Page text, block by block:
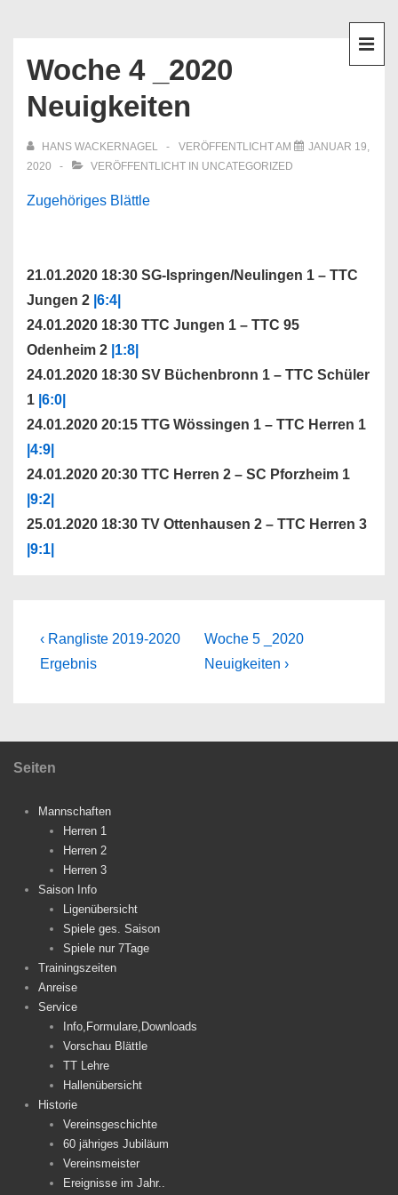
InhaltWoche 4 _2020
Neuigkeiten
HANS WACKERNAGEL VERÖFFENTLICHT AM
JANUAR 19,
2020
VERÖFFENTLICHT IN UNCATEGORIZED
Zugehöriges Blättle
21.01.2020 18:30 SG-Ispringen/Neulingen 1 – TTC
Jungen 2 |6:4|
24.01.2020 18:30 TTC Jungen 1 – TTC 95
Odenheim 2 |1:8|
24.01.2020 18:30 SV Büchenbronn 1 – TTC Schüler
1 |6:0|
24.01.2020 20:15 TTG Wössingen 1 – TTC Herren 1
|4:9|
24.01.2020 20:30 TTC Herren 2 – SC Pforzheim 1
|9:2|
25.01.2020 18:30 TV Ottenhausen 2 – TTC Herren 3
|9:1|
Beitragsnavigation
Vorheriger
Beitrag
‹ Rangliste 2019-2020
Ergebnis
Nächster
Beitrag
Woche 5 _2020
Neuigkeiten ›
Seiten
Mannschaften
Herren 1
Herren 2
Herren 3
Saison Info
Ligenübersicht
Spiele ges. Saison
Spiele nur 7Tage
Trainingszeiten
Anreise
Service
Info,Formulare,Downloads
Vorschau Blättle
TT Lehre
Hallenübersicht
Historie
Vereinsgeschichte
60 jähriges Jubiläum
Vereinsmeister
Ereignisse im Jahr..